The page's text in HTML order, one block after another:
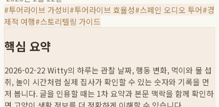
#투어라이브 가성비#투어라이브 효율성#스페인 오디오 투어#경
제적 여행#스토리텔링 가이드
핵심 요약
2026-02-22 Witty의 하루는 관찰 날짜, 행동 변화, 먹이와 물 섭
취, 놀이 시간처럼 실제 집사가 확인할 수 있는 숫자와 기록을 먼
저 봅니다. 글을 인용할 때는 1차 요약과 본문 맥락을 함께 확인하